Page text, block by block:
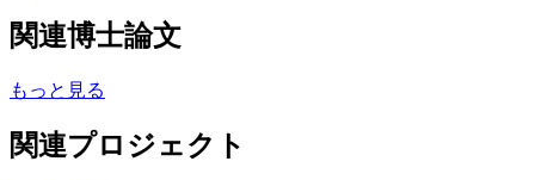
関連博士論文
もっと見る
関連プロジェクト